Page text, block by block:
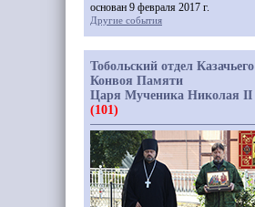
основан 9 февраля 2017 г.
Другие события
Тобольский отдел Казачьего
Конвоя Памяти
Царя Мученика Николая II
(101)